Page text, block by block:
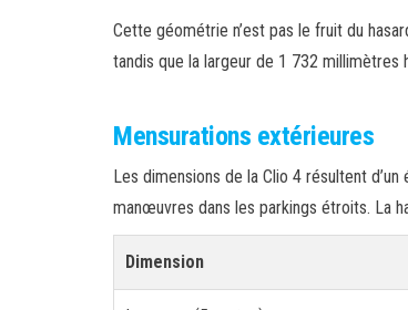
Cette géométrie n’est pas le fruit du
tandis que la largeur de 1 732
Mensurations extérieures
Les dimensions de la Clio 4 résultent
manœuvres dans les parkings étroits. La
Dimension